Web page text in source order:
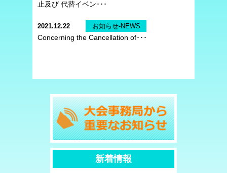
止及び 代替イベン･･･
2021.12.22 お知らせ-NEWS
Concerning the Cancellation of･･･
新着情報